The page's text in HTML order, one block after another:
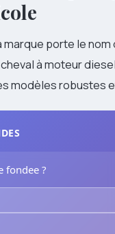
porte le
à moteur
modèles robustes
fondee ?